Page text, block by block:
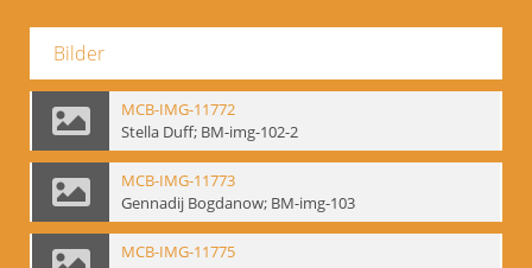
Bilder
MCB-IMG-11772
Stella Duff; BM-img-102-2
MCB-IMG-11773
Gennadij Bogdanow; BM-img-103
MCB-IMG-11775